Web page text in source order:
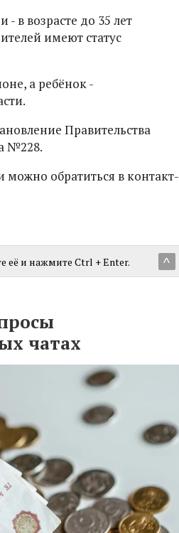
в возрасте до 35 лет
имеют статус
а ребёнок -
Правительства
№228.
обратиться в контакт-
^
её и нажмите Ctrl + Enter.
чатах